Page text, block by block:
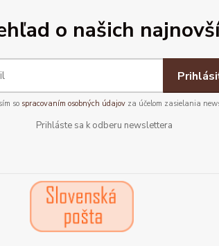
o našich
so spracovaním osobných údajov za účelom zasielania
Prihláste sa k odberu newslettera